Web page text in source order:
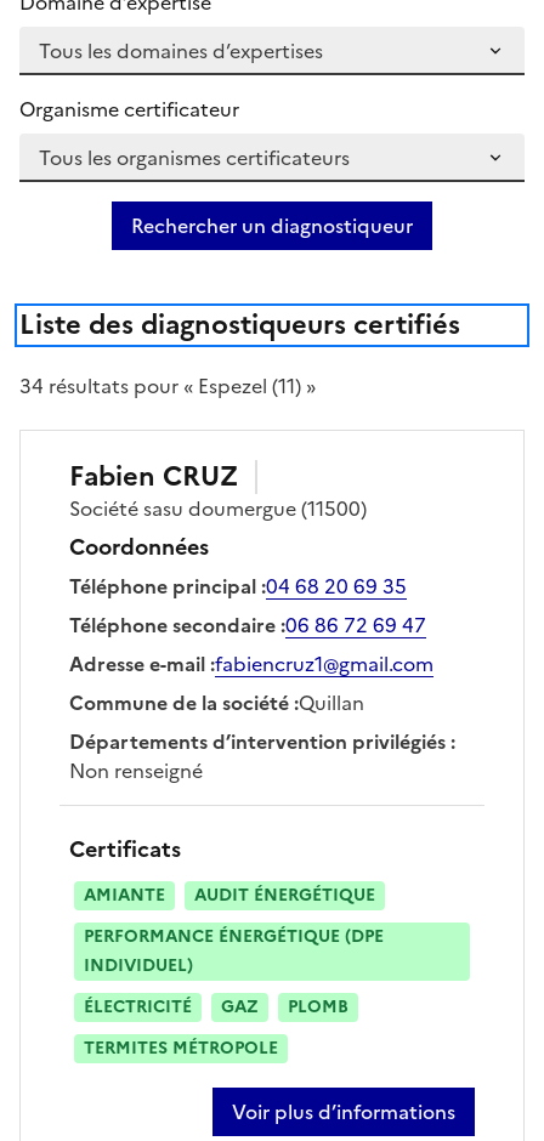
Organisme certificateur
Rechercher un diagnostiqueur
Liste des diagnostiqueurs certifiés
34 résultats pour « Espezel (11) »
Fabien CRUZ
Sociétésasu doumergue(11500)
Coordonnées
Téléphone principal:04 68 20 69 35
Téléphone secondaire:06 86 72 69 47
Adresse e-mail:fabiencruz1@gmail.com
Commune de la société:Quillan
Départements d’intervention privilégiés:
Non renseigné
Certificats
AMIANTE
AUDIT ÉNERGÉTIQUE
PERFORMANCE ÉNERGÉTIQUE (DPE
INDIVIDUEL)
ÉLECTRICITÉ
GAZ
PLOMB
TERMITES MÉTROPOLE
Voir plus d’informations
sur fabien cruz